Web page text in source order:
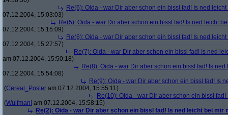
Re(6): Oida - war Dir aber schon ein bissl fad! Is ned
07.12.2004, 15:03:03)
Re(5): Oida - war Dir aber schon ein bissl fad! Is ned leicht
07.12.2004, 15:15:09)
Re(6): Oida - war Dir aber schon ein bissl fad! Is ned
07.12.2004, 15:27:57)
Re(7): Oida - war Dir aber schon ein bissl fad! Is ned
am 07.12.2004, 15:50:18)
Re(8): Oida - war Dir aber schon ein bissl fad! Is
07.12.2004, 15:54:08)
Re(9): Oida - war Dir aber schon ein bissl fad! Is
(Cereal_Poster am 07.12.2004, 15:55:11)
Re(10): Oida - war Dir aber schon ein bissl
(Wulfman! am 07.12.2004, 15:58:15)
Re(2): Oida - war Dir aber schon ein bissl fad! Is ned leicht bei mir